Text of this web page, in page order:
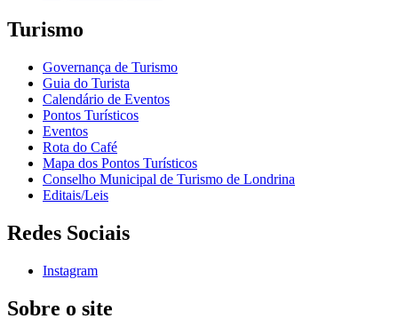
Turismo
Governança de Turismo
Guia do Turista
Calendário de Eventos
Pontos Turísticos
Eventos
Rota do Café
Mapa dos Pontos Turísticos
Conselho Municipal de Turismo de Londrina
Editais/Leis
Redes Sociais
Instagram
Sobre o site